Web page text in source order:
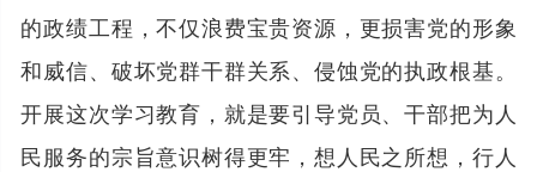
的政绩工程，不仅浪费宝贵资源，更损害党的形象
和威信、破坏党群干群关系、侵蚀党的执政根基。
开展这次学习教育，就是要引导党员、干部把为人
民服务的宗旨意识树得更牢，想人民之所想，行人